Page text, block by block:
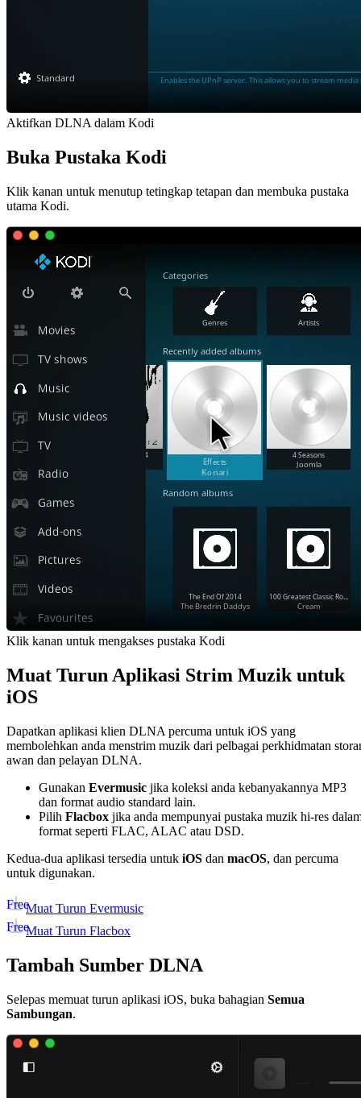
Aktifkan DLNA dalam Kodi
Buka Pustaka Kodi
Klik kanan untuk menutup tetingkap tetapan dan membuka pustaka
utama Kodi.
Klik kanan untuk mengakses pustaka Kodi
Muat Turun Aplikasi Strim Muzik untuk
iOS
Dapatkan aplikasi klien DLNA percuma untuk iOS yang
membolehkan anda menstrim muzik dari pelbagai perkhidmatan
awan dan pelayan DLNA.
Gunakan Evermusic jika koleksi anda kebanyakannya MP3
dan format audio standard lain.
Pilih Flacbox jika anda mempunyai pustaka muzik hi-res
format seperti FLAC, ALAC atau DSD.
Kedua-dua aplikasi tersedia untuk iOS dan macOS, dan percuma
untuk digunakan.
Muat Turun Evermusic
Free
Muat Turun Flacbox
Free
Tambah Sumber DLNA
Selepas memuat turun aplikasi iOS, buka bahagian Semua
Sambungan.